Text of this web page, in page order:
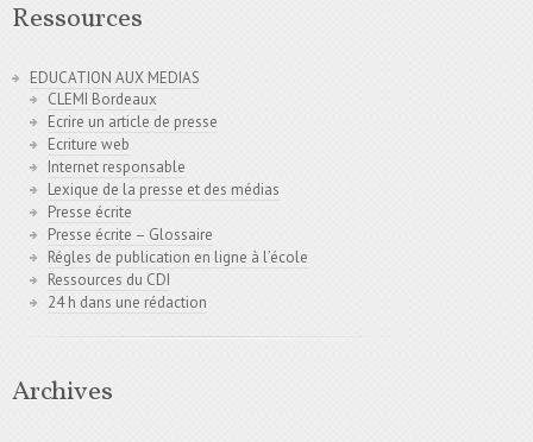
Ressources
EDUCATION AUX MEDIAS
CLEMI Bordeaux
Ecrire un article de presse
Ecriture web
Internet responsable
Lexique de la presse et des médias
Presse écrite
Presse écrite – Glossaire
Régles de publication en ligne à l’école
Ressources du CDI
24 h dans une rédaction
Archives